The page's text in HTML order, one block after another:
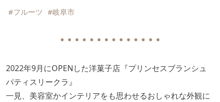
#フルーツ #岐阜市
● ● ● ● ● ● ● ● ● ● ● ● ● ●
2022年9月にOPENした洋菓子店『プリンセスブランシュ
パティスリークラ』
一見、美容室かインテリアをも思わせるおしゃれな外観に